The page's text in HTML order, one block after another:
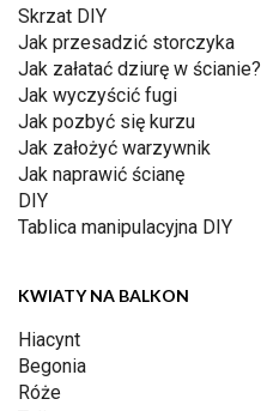
Skrzat DIY
Jak przesadzić storczyka
Jak załatać dziurę w ścianie?
Jak wyczyścić fugi
Jak pozbyć się kurzu
Jak założyć warzywnik
Jak naprawić ścianę
DIY
Tablica manipulacyjna DIY
KWIATY NA BALKON
Hiacynt
Begonia
Róże